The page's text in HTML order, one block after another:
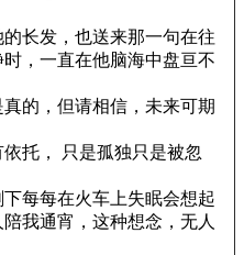
长发，也送来那一句在往
，一直在他脑海中盘亘不
的，但请相信，未来可期
托， 只是孤独只是被忽
每每在火车上失眠会想起
我通宵，这种想念，无人